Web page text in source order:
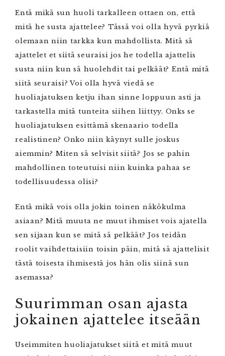
Entä mikä sun huoli tarkalleen ottaen on, että
mitä he susta ajattelee? Tässä voi olla hyvä pyrkiä
olemaan niin tarkka kun mahdollista. Mitä sä
ajattelet et siitä seuraisi jos he todella ajattelis
susta niin kun sä huolehdit tai pelkäät? Entä mitä
siitä seuraisi? Voi olla hyvä viedä se
huoliajatuksen ketju ihan sinne loppuun asti ja
tarkastella mitä tunteita siihen liittyy. Onks se
huoliajatuksen esittämä skenaario todella
realistinen? Onko niin käynyt sulle joskus
aiemmin? Miten sä selvisit siitä? Jos se pahin
mahdollinen toteutuisi niin kuinka pahaa se
todellisuudessa olisi?
Entä mikä vois olla jokin toinen näkökulma
asiaan? Mitä muuta ne muut ihmiset vois ajatella
sen sijaan kun se mitä sä pelkäät? Jos teidän
roolit vaihdettaisiin toisin päin, mitä sä ajattelisit
tästä toisesta ihmisestä jos hän olis siinä sun
asemassa?
Suurimman osan ajasta
jokainen ajattelee itseään
Useimmiten huoliajatukset siitä et mitä muut